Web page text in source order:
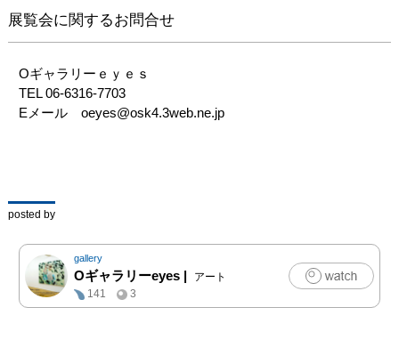
動の矛盾を見つけて指摘
してきたが、憎悪感から
しく、人間らしいと考え
ている。
白か黒ではなく、間のグ
展覧会に関するお問合せ
Oギャラリーｅｙｅｓ
TEL 06-6316-7703
Eメール　oeyes@osk4.3web.ne.jp
posted by
gallery
Oギャラリーeyes |
アート
141
3